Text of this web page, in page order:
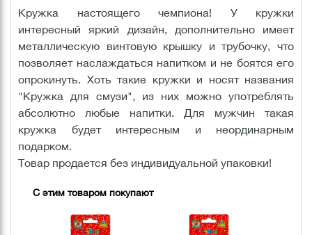
Кружка настоящего чемпиона! У кружки
интересный яркий дизайн, дополнительно имеет
металлическую винтовую крышку и трубочку, что
позволяет наслаждаться напитком и не боятся его
опрокинуть. Хоть такие кружки и носят названия
"Кружка для смузи", из них можно употреблять
абсолютно любые напитки. Для мужчин такая
кружка будет интересным и неординарным
подарком.
Товар продается без индивидуальной упаковки!
С этим товаром покупают